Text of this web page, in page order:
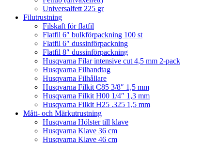
Universalfett 225 gr
Filutrustning
Filskaft för flatfil
Flatfil 6″ bulkförpackning 100 st
Flatfil 6″ dussinförpackning
Flatfil 8″ dussinförpackning
Husqvarna Filar intensive cut 4,5 mm 2-pack
Husqvarna Filhandtag
Husqvarna Filhållare
Husqvarna Filkit C85 3/8″ 1,5 mm
Husqvarna Filkit H00 1/4″ 1,3 mm
Husqvarna Filkit H25 .325 1,5 mm
Mått- och Märkutrustning
Husqvarna Hölster till klave
Husqvarna Klave 36 cm
Husqvarna Klave 46 cm